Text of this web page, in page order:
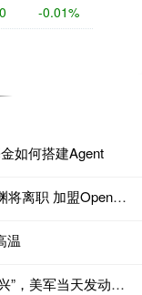
-0.01%
如何搭建Agent
车优配 消息称小鹏汽车AI Infra负责人陆思渊将离职 加盟OpenAI投身具身智能机器人研发
温
秒配网 特朗普北约峰会期间“对伊朗很不高兴”，美军当天发动打击；古巴再次全国断电，外长：美国封锁致古巴损失1787亿美元